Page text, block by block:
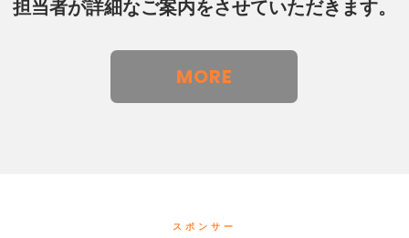
担当者が詳細なご案内をさせていただきます。
MORE
スポンサー